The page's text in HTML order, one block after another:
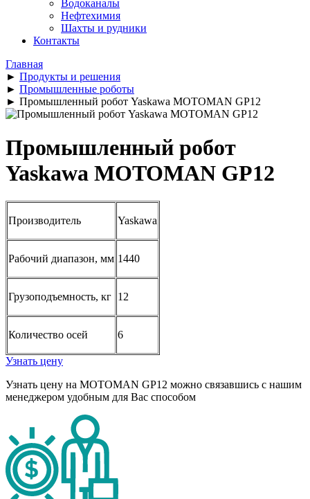
Водоканалы
Нефтехимия
Шахты и рудники
Контакты
Главная
► Продукты и решения
► Промышленные роботы
► Промышленный робот Yaskawa MOTOMAN GP12
Промышленный робот
Yaskawa MOTOMAN GP12
Производитель Yaskawa
Рабочий диапазон, мм 1440
Грузоподъемность, кг 12
Количество осей 6
Узнать цену
Узнать цену на MOTOMAN GP12 можно связавшись с нашим
менеджером удобным для Вас способом